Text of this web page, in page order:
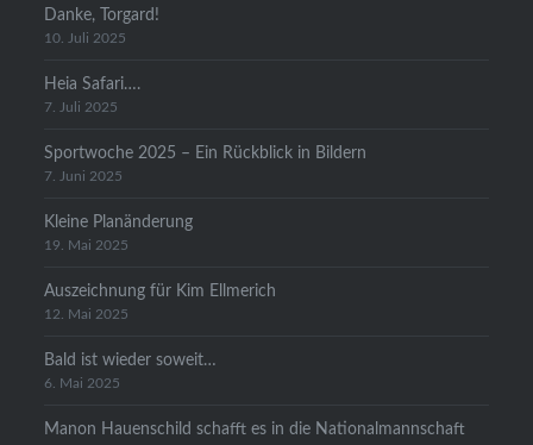
Danke, Torgard!
10. Juli 2025
Heia Safari….
7. Juli 2025
Sportwoche 2025 – Ein Rückblick in Bildern
7. Juni 2025
Kleine Planänderung
19. Mai 2025
Auszeichnung für Kim Ellmerich
12. Mai 2025
Bald ist wieder soweit…
6. Mai 2025
Manon Hauenschild schafft es in die Nationalmannschaft